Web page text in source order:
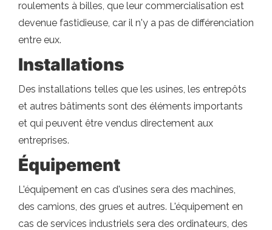
roulements à billes, que leur commercialisation est
devenue fastidieuse, car il n'y a pas de différenciation
entre eux.
Installations
Des installations telles que les usines, les entrepôts
et autres bâtiments sont des éléments importants
et qui peuvent être vendus directement aux
entreprises.
Équipement
L'équipement en cas d'usines sera des machines,
des camions, des grues et autres. L'équipement en
cas de services industriels sera des ordinateurs, des